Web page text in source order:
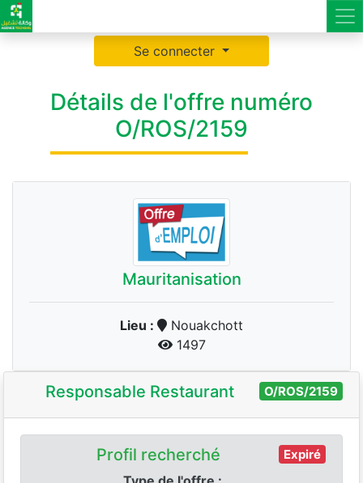
Se connecter
Détails de l'offre numéro
O/ROS/2159
Mauritanisation
Lieu :
Nouakchott
1497
Responsable Restaurant O/ROS/2159
Profil recherché Expiré